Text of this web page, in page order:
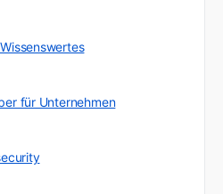
für Unternehmen